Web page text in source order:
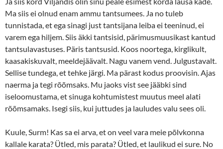
Ma siis ei olnud enam ammu tantsumees. Ja no tuleb
tunnistada, et ega sinagi just tantsijana leiba ei teeninud, ei
varem ega hiljem. Siis äkki tantsisid, pärimusmuusikast kantud
tantsulavastuses. Päris tantsusid. Koos noortega, kirglikult,
kaasakiskuvalt, meeldejäävalt. Nagu vanem vend. Julgustavalt.
Sellise tundega, et tehke järgi. Ma pärast kodus proovisin. Ajas
naerma ja tegi rõõmsaks. Mu jaoks vist see jääbki sind
iseloomustama, et sinuga kohtumistest muutus meel alati
rõõmsamaks. Isegi siis, kui juttudes ja lauludes valu sees oli.
Kuule, Surm! Kas sa ei arva, et on veel vara meie põlvkonna
kallale karata? Ütled, mis parata? Ütled, et laulikud ei sure. No